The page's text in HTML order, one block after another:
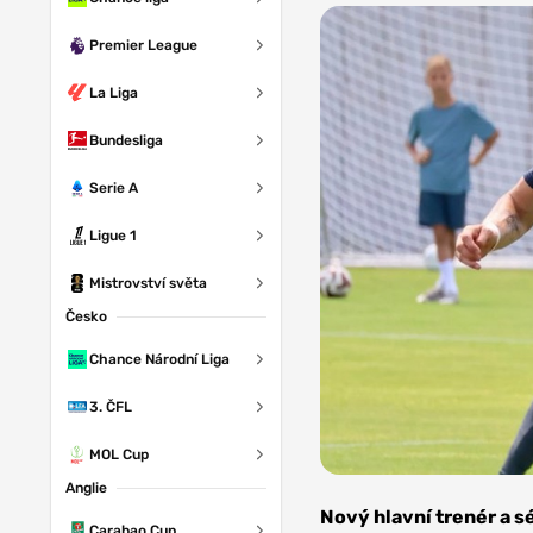
Premier League
La Liga
Bundesliga
Serie A
Ligue 1
Mistrovství světa
Česko
Chance Národní Liga
3. ČFL
MOL Cup
Anglie
Slavia
Nový hlavní trenér a